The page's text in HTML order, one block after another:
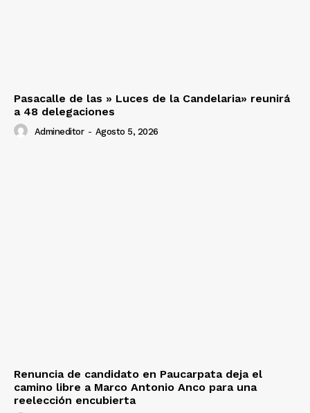
Pasacalle de las » Luces de la Candelaria» reunirá
a 48 delegaciones
Admineditor - Agosto 5, 2026
Renuncia de candidato en Paucarpata deja el
camino libre a Marco Antonio Anco para una
reelección encubierta